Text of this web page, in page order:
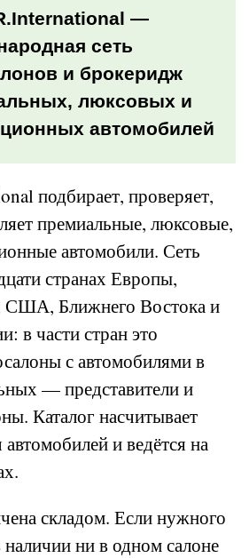
—
сеть
и брокеридж
люксовых и
автомобилей
подбирает, проверяет,
премиальные, люксовые,
автомобили. Сеть
странах Европы,
США, Ближнего Востока и
в части стран это
с автомобилями в
— представители и
Каталог насчитывает
и ведётся на
складом. Если нужного
наличии ни в одном салоне